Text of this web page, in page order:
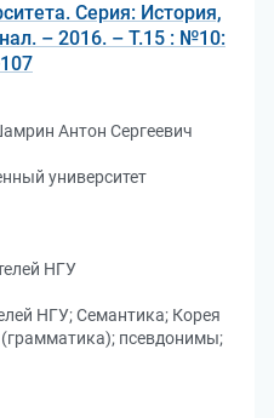
Серия: История,
– 2016. – Т.15 : №10:
Антон Сергеевич
университет
НГУ
НГУ; Семантика; Корея
псевдонимы;